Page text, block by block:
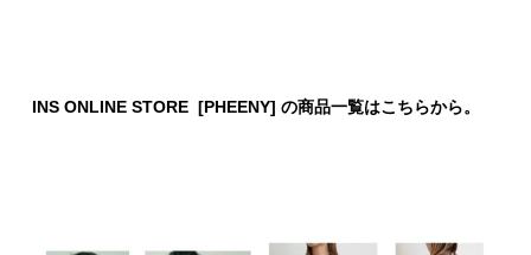
INS ONLINE STORE [PHEENY] の商品一覧はこちらから。